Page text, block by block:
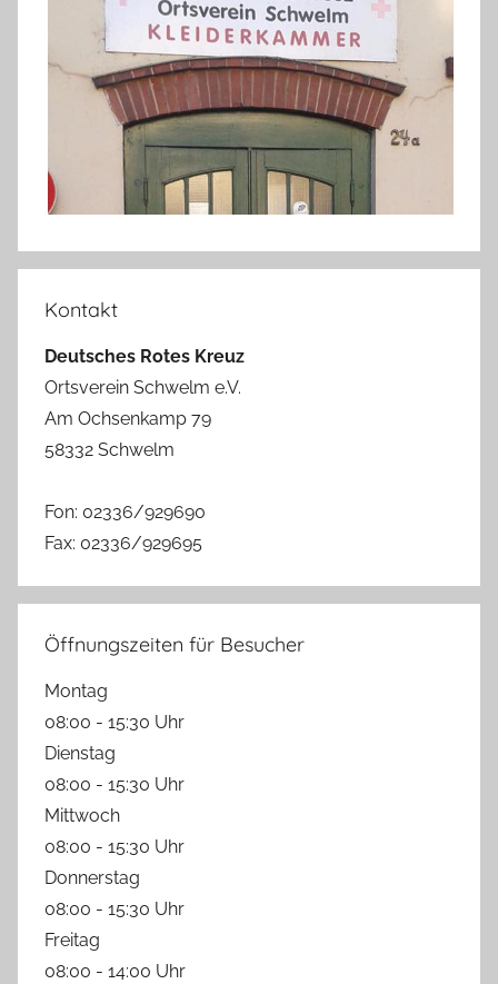
Kontakt
Deutsches Rotes Kreuz
Ortsverein Schwelm e.V.
Am Ochsenkamp 79
58332 Schwelm
Fon: 02336/929690
Fax: 02336/929695
Öffnungszeiten für Besucher
Montag
08:00 - 15:30 Uhr
Dienstag
08:00 - 15:30 Uhr
Mittwoch
08:00 - 15:30 Uhr
Donnerstag
08:00 - 15:30 Uhr
Freitag
08:00 - 14:00 Uhr